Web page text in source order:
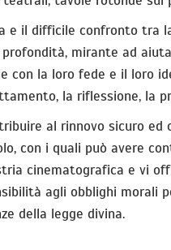
e il difficile confronto tra
mirante ad
con la loro fede e il loro
la riflessione, la
al rinnovo sicuro
con i quali può avere
cinematografica e vi
agli obblighi
della legge divina.